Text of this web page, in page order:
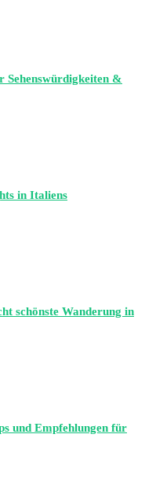
Sehenswürdigkeiten &
in Italiens
schönste Wanderung in
und Empfehlungen für